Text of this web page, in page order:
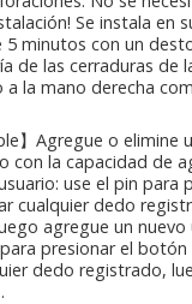
Se instala en
minutos con un
de las cerraduras de
la mano derecha
】Agregue o elimine
con la capacidad de
use el pin para
cualquier dedo
agregue un nuevo
presionar el
dedo registrado,